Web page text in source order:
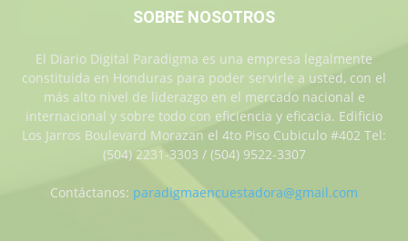
SOBRE NOSOTROS
El Diario Digital Paradigma es una empresa legalmente
constituida en Honduras para poder servirle a usted, con el
más alto nivel de liderazgo en el mercado nacional e
internacional y sobre todo con eficiencia y eficacia. Edificio
Los Jarros Boulevard Morazan el 4to Piso Cubiculo #402 Tel:
(504) 2231-3303 / (504) 9522-3307
Contáctanos: paradigmaencuestadora@gmail.com